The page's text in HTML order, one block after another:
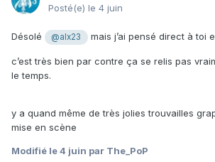
Posté(e) le 4 juin
Désolé @alx23 mais j’ai pensé direct à toi
c’est très bien par contre ça se relis pas
le temps.
y a quand même de très jolies trouvailles
mise en scène
Modifié le 4 juin par The_PoP